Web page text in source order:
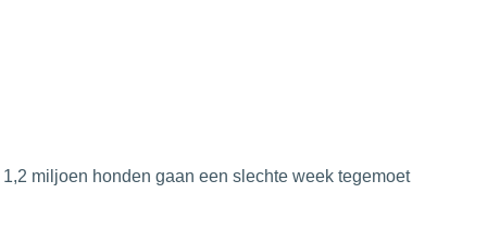
1,2 miljoen honden gaan een slechte week tegemoet